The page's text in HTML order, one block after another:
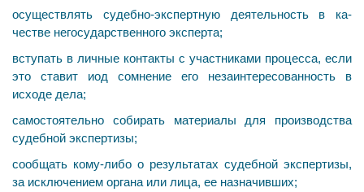
осуществлять судебно-экспертную деятельность в ка­
честве негосударственного эксперта;
вступать в личные контакты с участниками процесса, если
это ставит иод сомнение его незаинтересованность в
исходе дела;
самостоятельно собирать материалы для производ­ства
судебной экспертизы;
сообщать кому-либо о результатах судебной экспер­тизы,
за исключением органа или лица, ее назначивших;